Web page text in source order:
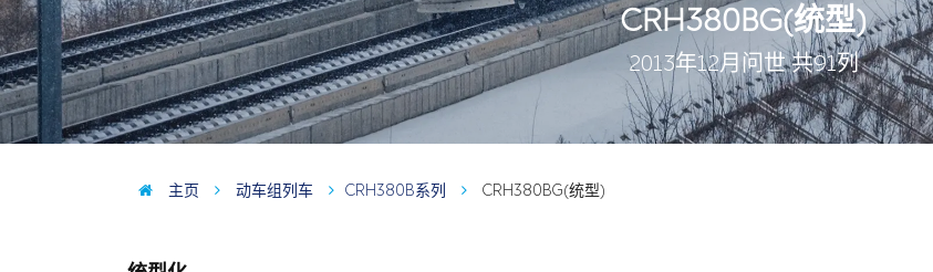
CRH380BG(统型)
2013年12月问世 共91列
主页 动车组列车 CRH380B系列 CRH380BG(统型)